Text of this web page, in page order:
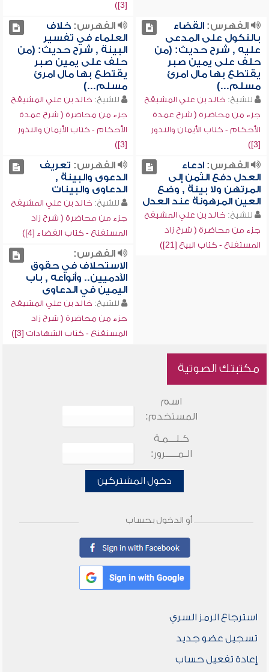
[3])
الفهرس:القضاء
بالنكول على المدعى
عليه , شرح حديث: (من
حلف على يمين صبر
يقتطع بها مال امرئ
مسلم...)
للشيخ: خالد بن علي المشيقح
جزء من محاضرة ( شرح عمدة
الأحكام - كتاب الأيمان والنذور
[3])
الفهرس:خلاف
العلماء في تفسير
البينة , شرح حديث: (من
حلف على يمين صبر
يقتطع بها مال امرئ
مسلم...)
للشيخ: خالد بن علي المشيقح
جزء من محاضرة ( شرح عمدة
الأحكام - كتاب الأيمان والنذور
[3])
الفهرس:ادعاء
العدل دفع الثمن إلى
المرتهن ولا بينة , وضع
العين المرهونة عند العدل
للشيخ: خالد بن علي المشيقح
جزء من محاضرة ( شرح زاد
المستقنع - كتاب البيع [21])
الفهرس: تعريف
الدعوى والبينة ,
الدعاوى والبينات
للشيخ: خالد بن علي المشيقح
جزء من محاضرة ( شرح زاد
المستقنع - كتاب القضاء [4])
الفهرس:
الاستحلاف في حقوق
الآدميين.. وأنواعه , باب
اليمين في الدعاوى
للشيخ: خالد بن علي المشيقح
جزء من محاضرة ( شرح زاد
المستقنع - كتاب الشهادات [3])
مكتبتك الصوتية
اسم
المستخدم:
كـلـــمـة
الـمـــــرور:
دخول المشتركين
أو الدخول بحساب
استرجاع الرمز السري
تسجيل عضو جديد
إعادة تفعيل حساب